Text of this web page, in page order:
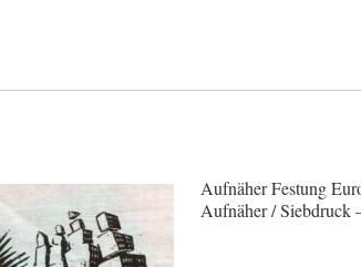
Aufnäher Festung
Aufnäher / Siebdruck